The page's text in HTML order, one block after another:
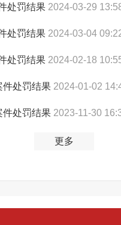
处罚结果 2024-03-29
处罚结果 2024-03-04
处罚结果 2024-02-18
件处罚结果 2024-01-02
件处罚结果 2023-11-30
更多